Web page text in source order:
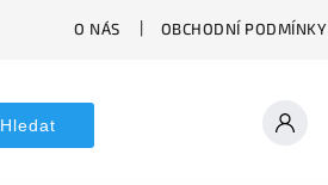
O NÁS OBCHODNÍ PODMÍNKY
Hledat